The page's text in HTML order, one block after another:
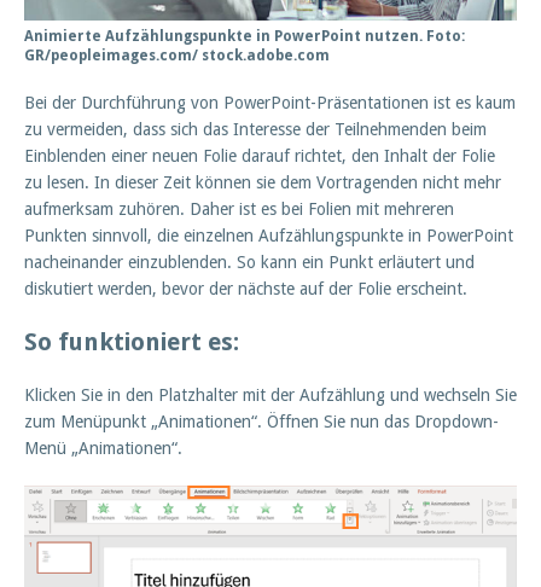
Animierte Aufzählungspunkte in PowerPoint nutzen. Foto:
GR/peopleimages.com/ stock.adobe.com
Bei der Durchführung von PowerPoint-Präsentationen ist es kaum
zu vermeiden, dass sich das Interesse der Teilnehmenden beim
Einblenden einer neuen Folie darauf richtet, den Inhalt der Folie
zu lesen. In dieser Zeit können sie dem Vortragenden nicht mehr
aufmerksam zuhören. Daher ist es bei Folien mit mehreren
Punkten sinnvoll, die einzelnen Aufzählungspunkte in PowerPoint
nacheinander einzublenden. So kann ein Punkt erläutert und
diskutiert werden, bevor der nächste auf der Folie erscheint.
So funktioniert es:
Klicken Sie in den Platzhalter mit der Aufzählung und wechseln Sie
zum Menüpunkt „Animationen“. Öffnen Sie nun das Dropdown-
Menü „Animationen“.